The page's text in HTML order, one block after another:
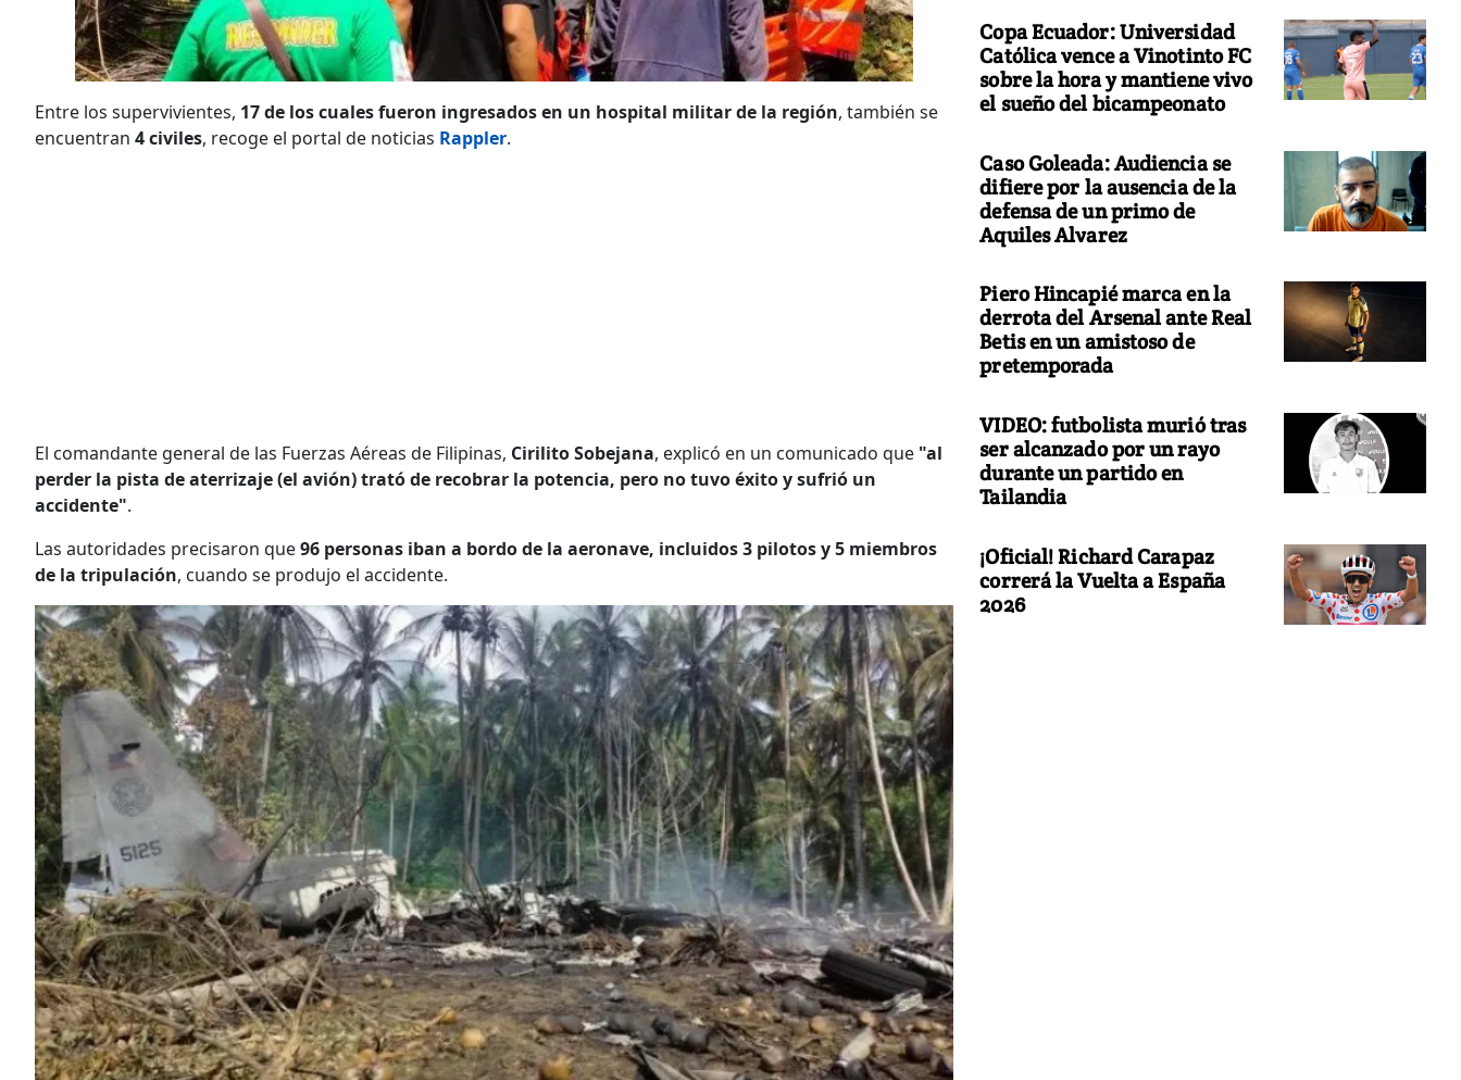
Entre los supervivientes, 17 de los cuales fueron ingresados en un hospital militar de la región, también se
encuentran 4 civiles, recoge el portal de noticias Rappler.
El comandante general de las Fuerzas Aéreas de Filipinas, Cirilito Sobejana, explicó en un comunicado que "al
perder la pista de aterrizaje (el avión) trató de recobrar la potencia, pero no tuvo éxito y sufrió un
accidente".
Las autoridades precisaron que96 personas iban a bordo de la aeronave, incluidos 3 pilotos y 5 miembros
de la tripulación, cuando se produjo el accidente.
Copa Ecuador: Universidad
Católica vence a Vinotinto FC
sobre la hora y mantiene vivo
el sueño del bicampeonato
Caso Goleada: Audiencia se
difiere por la ausencia de la
defensa de un primo de
Aquiles Alvarez
Piero Hincapié marca en la
derrota del Arsenal ante Real
Betis en un amistoso de
pretemporada
VIDEO: futbolista murió tras
ser alcanzado por un rayo
durante un partido en
Tailandia
¡Oficial! Richard Carapaz
correrá la Vuelta a España
2026